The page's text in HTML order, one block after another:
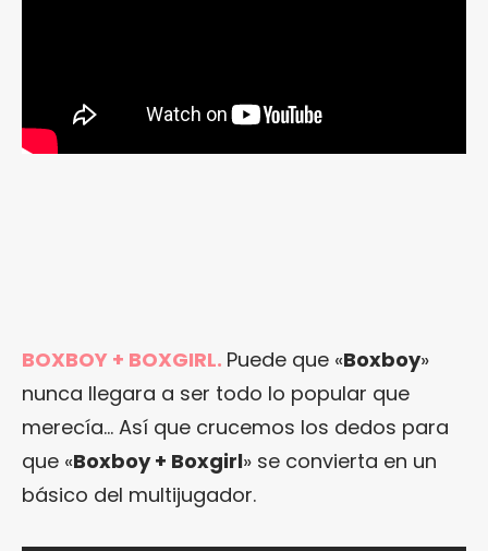
BOXBOY + BOXGIRL. Puede que «Boxboy»
nunca llegara a ser todo lo popular que
merecía… Así que crucemos los dedos para
que «Boxboy + Boxgirl» se convierta en un
básico del multijugador.